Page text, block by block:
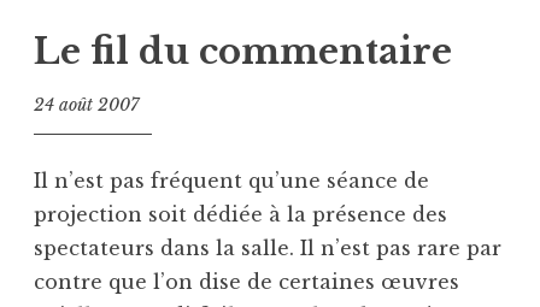
Le fil du commentaire
24 août 2007
Il n’est pas fréquent qu’une séance de
projection soit dédiée à la présence des
spectateurs dans la salle. Il n’est pas rare par
contre que l’on dise de certaines œuvres